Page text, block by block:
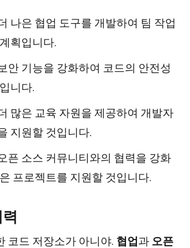
나은 협업 도구를 개발하여 팀 작업
획입니다.
안 기능을 강화하여 코드의 안전성
니다.
많은 교육 자원을 제공하여 개발자
지원할 것입니다.
픈 소스 커뮤니티와의 협력을 강화
프로젝트를 지원할 것입니다.
코드 저장소가 아니야. 협업 과 오픈